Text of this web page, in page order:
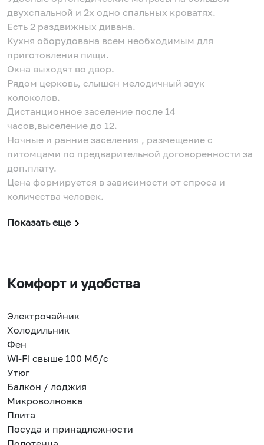
двухспальной и 2х одно спальных кроватях.
Есть 2 раздвижных дивана.
Кухня оборудована всем необходимым для
приготовления пищи.
Окна выходят во двор.
Рядом церковь, слышен мелодичный звук
колоколов.
Дистанционное заселение после 14
часов,выселение до 12.
Ночные и ранние заселения , размещение с
питомцами по предварительной договоренности за
доп.плату.
Цена формируется в зависимости от спроса и
количества человек.
Показать еще
Комфорт и удобства
Электрочайник
Холодильник
Фен
Wi-Fi свыше 100 Мб/с
Утюг
Балкон / лоджия
Микроволновка
Плита
Посуда и принадлежности